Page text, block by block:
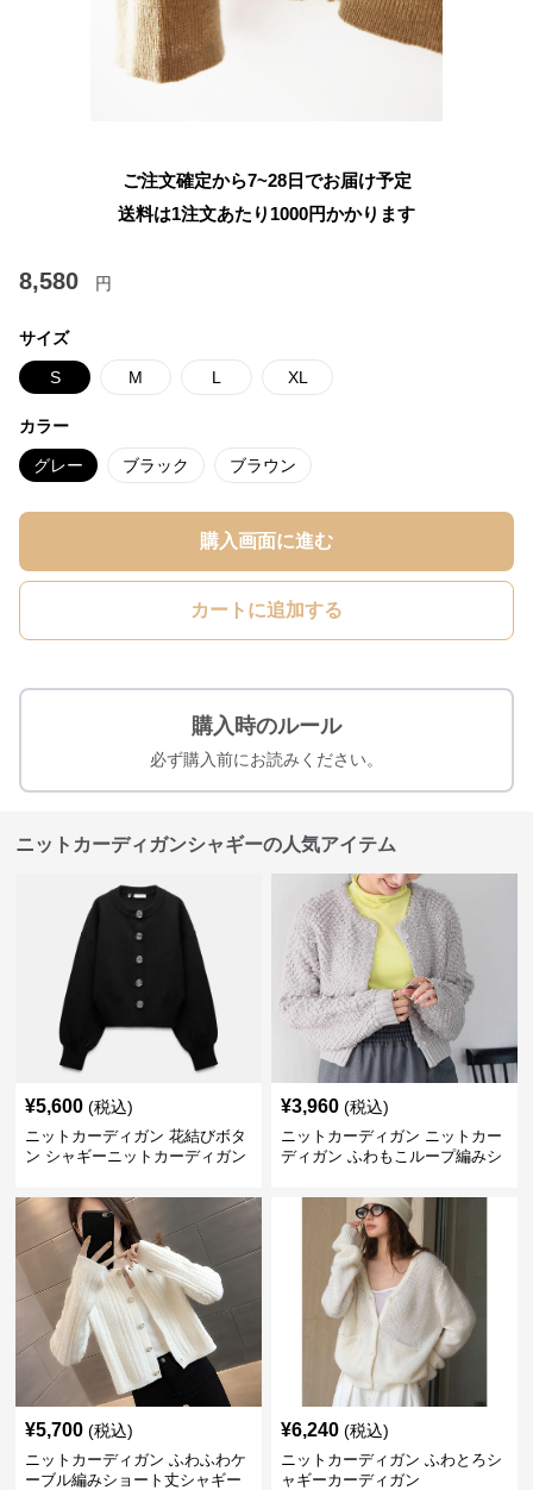
ご注文確定から7~28日でお届け予定
送料は1注文あたり 1000円かかります
8,580 円
サイズ
S M L XL
カラー
グレー ブラック ブラウン
購入画面に進む
カートに追加する
購入時のルール
必ず購入前にお読みください。
ニットカーディガンシャギーの人気アイテム
¥5,600 (税込)
ニットカーディガン 花結びボタ
ン シャギーニットカーディガン
¥3,960 (税込)
ニットカーディガン ニットカー
ディガン ふわもこループ編みシ
¥5,700 (税込)
ニットカーディガン ふわふわケ
ーブル編みショート丈シャギー
¥6,240 (税込)
ニットカーディガン ふわとろシ
ャギーカーディガン